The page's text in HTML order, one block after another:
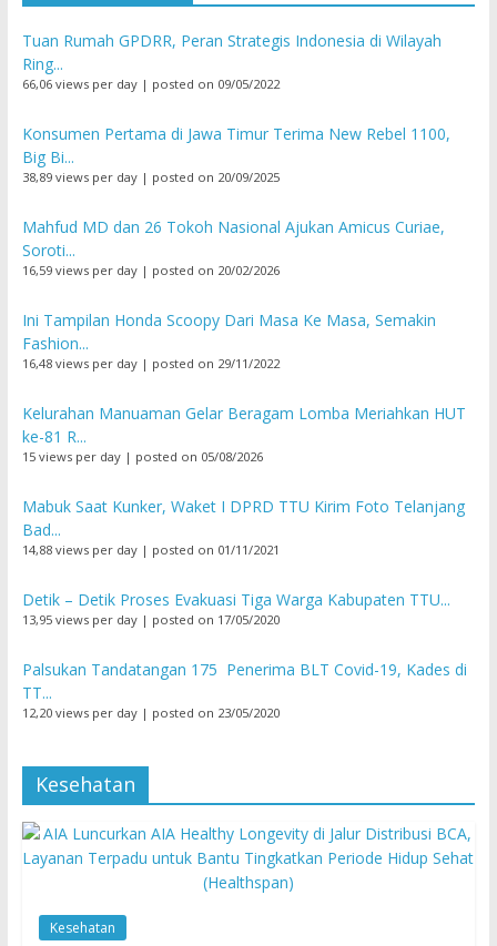
Tuan Rumah GPDRR, Peran Strategis Indonesia di Wilayah
Ring...
66,06 views per day| posted on 09/05/2022
Konsumen Pertama di Jawa Timur Terima New Rebel 1100,
Big Bi...
38,89 views per day| posted on 20/09/2025
Mahfud MD dan 26 Tokoh Nasional Ajukan Amicus Curiae,
Soroti...
16,59 views per day| posted on 20/02/2026
Ini Tampilan Honda Scoopy Dari Masa Ke Masa, Semakin
Fashion...
16,48 views per day| posted on 29/11/2022
Kelurahan Manuaman Gelar Beragam Lomba Meriahkan HUT
ke-81 R...
15 views per day| posted on 05/08/2026
Mabuk Saat Kunker, Waket I DPRD TTU Kirim Foto Telanjang
Bad...
14,88 views per day| posted on 01/11/2021
Detik – Detik Proses Evakuasi Tiga Warga Kabupaten TTU...
13,95 views per day| posted on 17/05/2020
Palsukan Tandatangan 175 Penerima BLT Covid-19, Kades di
TT...
12,20 views per day| posted on 23/05/2020
Kesehatan
Kesehatan